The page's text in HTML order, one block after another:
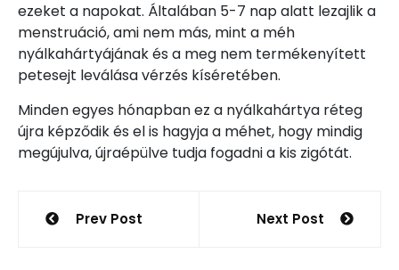
ezeket a napokat. Általában 5-7 nap alatt lezajlik a
menstruáció, ami nem más, mint a méh
nyálkahártyájának és a meg nem termékenyített
petesejt leválása vérzés kíséretében.
Minden egyes hónapban ez a nyálkahártya réteg
újra képződik és el is hagyja a méhet, hogy mindig
megújulva, újraépülve tudja fogadni a kis zigótát.
Bejegyzés
Prev Post Next Post